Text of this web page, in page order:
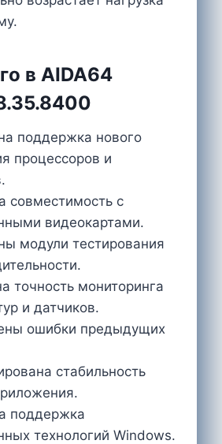
в AIDA64
поддержка нового
процессоров и
совместимость с
видеокартами.
модули тестирования
точность мониторинга
и датчиков.
ошибки предыдущих
стабильность
поддержка
технологий Windows.